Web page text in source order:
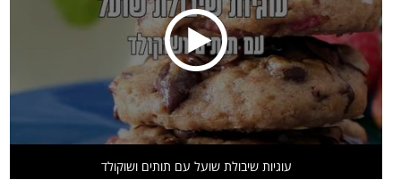
עוגיות שיבולת שועל עם תותים ושוקולד